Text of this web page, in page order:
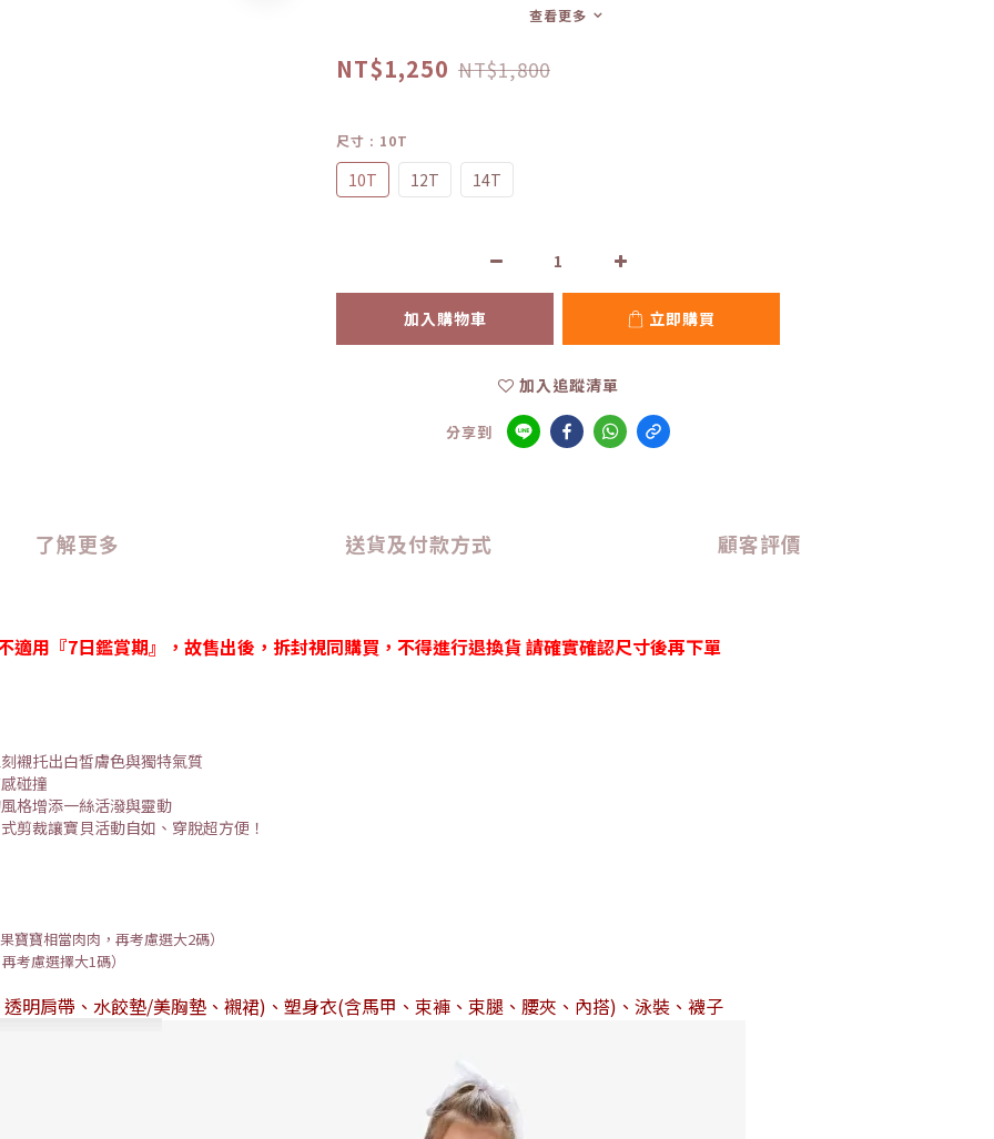
查看更多
NT$1,250 NT$1,800
尺寸 : 10T
10T 12T 14T
加入購物車 立即購買
加入追蹤清單
分享到
了解更多 送貨及付款方式 顧客評價
用『7日鑑賞期』，故售出後，拆封視同購買，不得進行退換貨 請確實確認尺寸後再下單
襯托出白皙膚色與獨特氣質
碰撞
格增添一絲活潑與靈動
剪裁讓寶貝活動自如、穿脫超方便！
寶寶相當肉肉，再考慮選大2碼）
考慮選擇大1碼）
明肩帶、水餃墊/美胸墊、襯裙)、塑身衣(含馬甲、束褲、束腿、腰夾、內搭)、泳裝、襪子